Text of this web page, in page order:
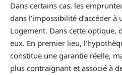
Dans certains cas, les
dans l’impossibilité d’accéder
Logement. Dans cette optique,
eux. En premier lieu,
constitue une garantie réelle,
plus contraignant et associé à